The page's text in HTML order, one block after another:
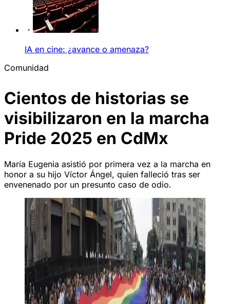
IA en cine: ¿avance o amenaza?
Comunidad
Cientos de historias se
visibilizaron en la marcha
Pride 2025 en CdMx
María Eugenia asistió por primera vez a la marcha en
honor a su hijo Víctor Ángel, quien falleció tras ser
envenenado por un presunto caso de odio.